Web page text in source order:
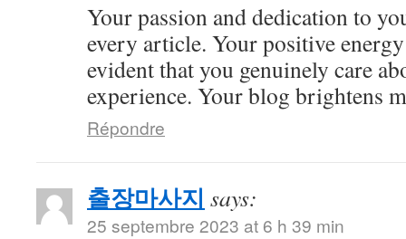
Your passion and dedication to
every article. Your positive
evident that you genuinely care
experience. Your blog brightens
Répondre
출장마사지 says:
25 septembre 2023 at 6 h 39 min